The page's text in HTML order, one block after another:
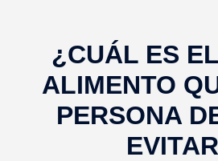
¿CUÁL ES
ALIMENTO
PERSONA